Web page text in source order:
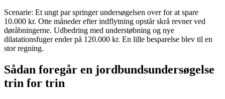
Scenarie: Et ungt par springer undersøgelsen over for at spare
10.000 kr. Otte måneder efter indflytning opstår skrå revner ved
døråbningerne. Udbedring med understøbning og nye
dilatationsfuger ender på 120.000 kr. En lille besparelse blev til en
stor regning.
Sådan foregår en jordbundsundersøgelse
trin for trin